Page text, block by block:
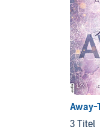
Away-
3 Titel